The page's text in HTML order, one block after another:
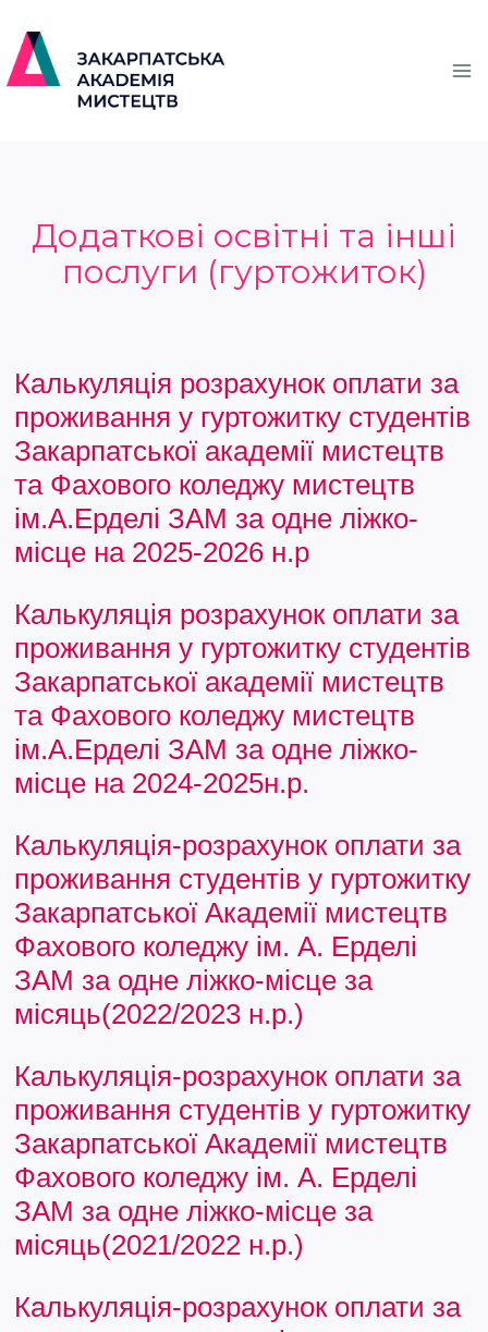
Додаткові освітні та інші
послуги (гуртожиток)
Калькуляція розрахунок оплати за
проживання у гуртожитку студентів
Закарпатської академії мистецтв
та Фахового коледжу мистецтв
ім.А.Ерделі ЗАМ за одне ліжко-
місце на 2025-2026 н.р
Калькуляція розрахунок оплати за
проживання у гуртожитку студентів
Закарпатської академії мистецтв
та Фахового коледжу мистецтв
ім.А.Ерделі ЗАМ за одне ліжко-
місце на 2024-2025н.р.
Калькуляція-розрахунок оплати за
проживання студентів у гуртожитку
Закарпатської Академії мистецтв
Фахового коледжу ім. А. Ерделі
ЗАМ за одне ліжко-місце за
місяць(2022/2023 н.р.)
Калькуляція-розрахунок оплати за
проживання студентів у гуртожитку
Закарпатської Академії мистецтв
Фахового коледжу ім. А. Ерделі
ЗАМ за одне ліжко-місце за
місяць(2021/2022 н.р.)
Калькуляція-розрахунок оплати за